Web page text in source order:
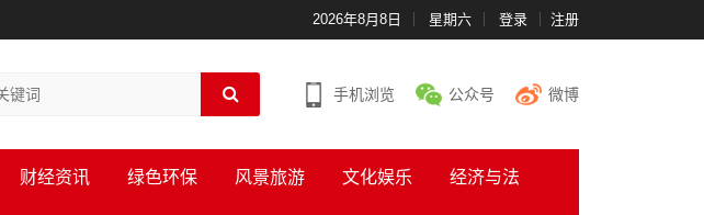
2026年8月8日 星期六 登录 注册
手机浏览 公众号 微博
财经资讯 绿色环保 风景旅游 文化娱乐 经济与法